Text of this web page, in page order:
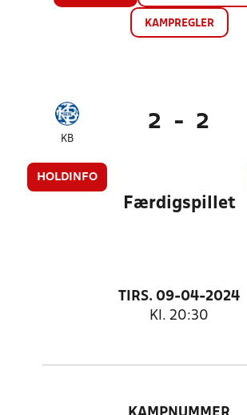
KAMPREGLER
KB
HOLDINFO
2 - 2
Færdigspillet
TIRS. 09-04-2024
Kl. 20:30